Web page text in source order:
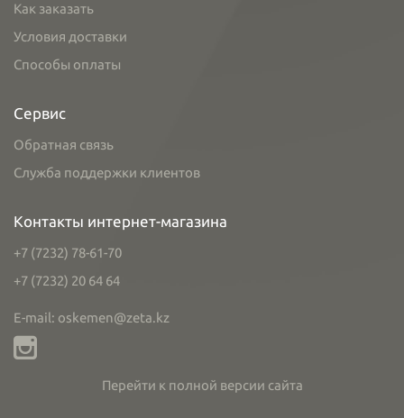
Как заказать
Условия доставки
Способы оплаты
Сервис
Обратная связь
Служба поддержки клиентов
Контакты интернет-магазина
+7 (7232) 78-61-70
+7 (7232) 20 64 64
E-mail: oskemen@zeta.kz
Перейти к полной версии сайта